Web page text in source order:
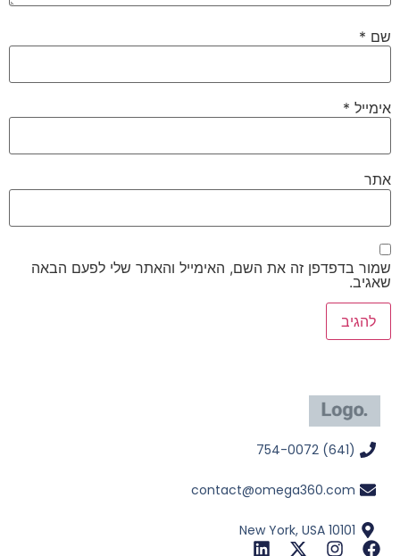
שם *
אימייל *
אתר
שמור בדפדפן זה את השם, האימייל והאתר שלי לפעם הבאה
שאגיב.
(641) 754-0072
contact@omega360.com
New York, USA 10101